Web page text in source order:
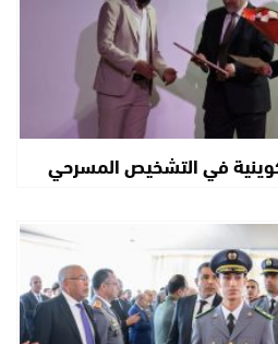
في التشخيص المسرحي